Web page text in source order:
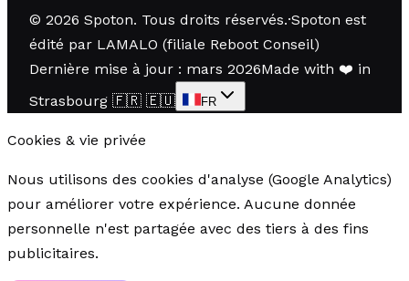
© 2026 Spoton. Tous droits réservés.·Spoton est
édité par LAMALO (filiale Reboot Conseil)
Dernière mise à jour : mars 2026Made with ❤️ in
Strasbourg 🇫🇷 🇪🇺 FR
Cookies & vie privée
Nous utilisons des cookies d'analyse (Google Analytics)
pour améliorer votre expérience. Aucune donnée
personnelle n'est partagée avec des tiers à des fins
publicitaires.